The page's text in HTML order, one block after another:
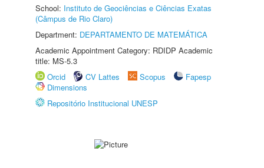
School: Instituto de Geociências e Ciências Exatas
(Câmpus de Rio Claro)
Department: DEPARTAMENTO DE MATEMÁTICA
Academic Appointment Category: RDIDP Academic
title: MS-5.3
Orcid
CV Lattes Scopus
Fapesp
Dimensions
Repositório Institucional UNESP